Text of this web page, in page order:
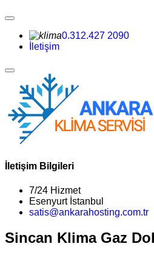
0.312.427 2090
İletişim
İletişim Bilgileri
7/24 Hizmet
Esenyurt İstanbul
satis@ankarahosting.com.tr
Sincan Klima Gaz